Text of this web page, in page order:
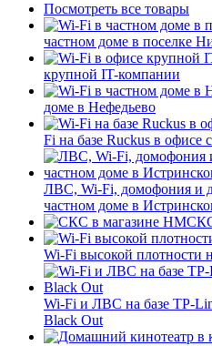
Посмотреть все товары
частном доме в поселке
крупной IT-компании
доме в Нефедьево
Fi на базе Ruckus в офисе
ЛВС, Wi-Fi, домофония и
частном доме в
Wi-Fi высокой плотности
Wi-Fi и ЛВС на базе TP-
Black Out